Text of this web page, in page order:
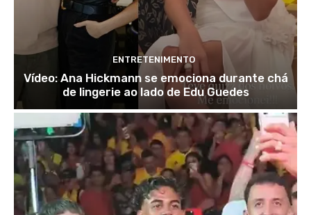
ENTRETENIMENTO
Vídeo: Ana Hickmann se emociona durante chá
de lingerie ao lado de Edu Guedes